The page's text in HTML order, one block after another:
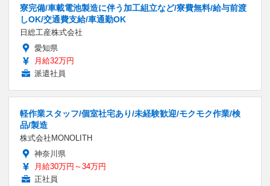
寮完備/車載電池製造に伴う加工組立など/寮費無料/給与前渡
しOK/交通費支給/車通勤OK
日総工産株式会社
愛知県
月給32万円
派遣社員
軽作業スタッフ/個室社宅あり/未経験歓迎/モクモク作業/検
品/製造
株式会社MONOLITH
神奈川県
月給30万円～34万円
正社員